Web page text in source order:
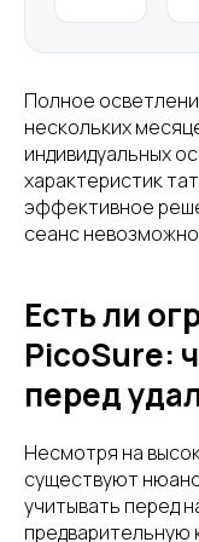
Полное
нескольких
индивидуальных
характеристик
эффективное
сеанс
Есть ли
PicoSure:
перед
Несмотря на
существуют
учитывать перед
предварительную